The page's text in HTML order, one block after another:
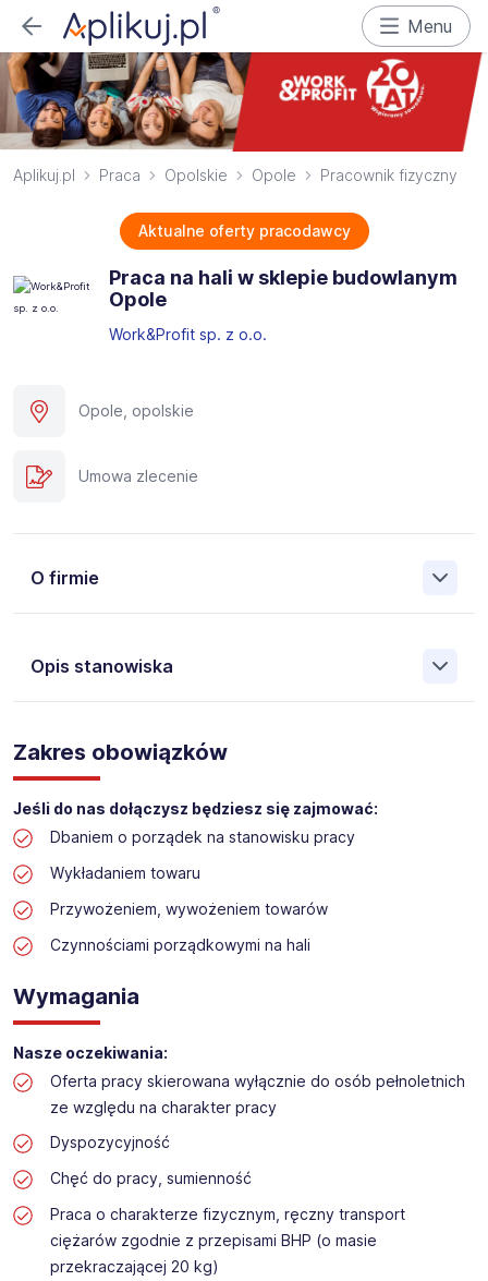
Menu
Aplikuj.pl Praca Opolskie Opole Pracownik fizyczny
Aktualne oferty pracodawcy
Praca na hali w sklepie budowlanym
Opole
Work&Profit sp. z o.o.
Opole, opolskie
Umowa zlecenie
O firmie
Opis stanowiska
Pośrednictwa Pracy i Doradztwa Personalnego Work &
Profit jest obecnie jedną z największych niezależnych
polskich agencji zatrudnienia. W ciągu wielu lat naszej
działalności daliśmy pracę przeszło 50 000 pracowników
w całym kraju. Skutecznie znajdujemy pracowników dla
największych firm, jak również małych rodzinnych
przedsiębiorstw w Polsce. Agencja jest wpisana pod nr
stanowisko:
Lokalizacja: Opole
Zakres obowiązków
Jeśli do nas dołączysz będziesz się zajmować:
Dbaniem o porządek na stanowisku pracy
Wykładaniem towaru
Przywożeniem, wywożeniem towarów
Czynnościami porządkowymi na hali
Wymagania
Nasze oczekiwania:
Oferta pracy skierowana wyłącznie do osób pełnoletnich
ze względu na charakter pracy
Dyspozycyjność
Chęć do pracy, sumienność
Praca o charakterze fizycznym, ręczny transport
ciężarów zgodnie z przepisami BHP (o masie
przekraczającej 20 kg)